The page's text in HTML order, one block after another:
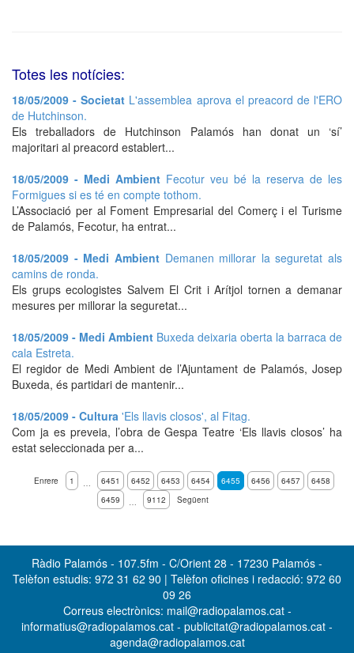
Totes les notícies:
18/05/2009 - Societat L'assemblea aprova el preacord de l'ERO
de Hutchinson.
Els treballadors de Hutchinson Palamós han donat un ‘sí’
majoritari al preacord establert...
18/05/2009 - Medi Ambient Fecotur veu bé la reserva de les
Formigues si es té en compte tothom.
L’Associació per al Foment Empresarial del Comerç i el Turisme
de Palamós, Fecotur, ha entrat...
18/05/2009 - Medi Ambient Demanen millorar la seguretat als
camins de ronda.
Els grups ecologistes Salvem El Crit i Arítjol tornen a demanar
mesures per millorar la seguretat...
18/05/2009 - Medi Ambient Buxeda deixaria oberta la barraca de
cala Estreta.
El regidor de Medi Ambient de l’Ajuntament de Palamós, Josep
Buxeda, és partidari de mantenir...
18/05/2009 - Cultura 'Els llavis closos', al Fitag.
Com ja es preveia, l’obra de Gespa Teatre ‘Els llavis closos’ ha
estat seleccionada per a...
Enrere 1 … 6451 6452 6453 6454 6455 6456 6457
6458
6459
… 9112 Següent
Ràdio Palamós - 107.5fm - C/Orient 28 - 17230 Palamós -
Telèfon estudis: 972 31 62 90 | Telèfon oficines i redacció: 972 60
09 26
Correus electrònics: mail@radiopalamos.cat -
informatius@radiopalamos.cat - publicitat@radiopalamos.cat -
agenda@radiopalamos.cat